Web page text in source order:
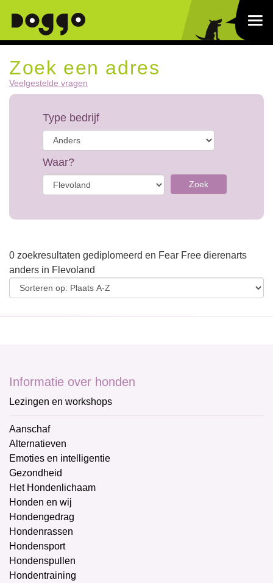
Zoek een adres
Veelgestelde vragen
Type bedrijf
Waar?
Zoek
0 zoekresultaten gediplomeerd en Fear Free dierenarts
anders in Flevoland
Informatie over honden
Lezingen en workshops
Aanschaf
Alternatieven
Emoties en intelligentie
Gezondheid
Het Hondenlichaam
Honden en wij
Hondengedrag
Hondenrassen
Hondensport
Hondenspullen
Hondentraining